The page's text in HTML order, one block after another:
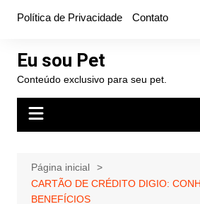
conteúdo
Política de Privacidade Contato
Eu sou Pet
Conteúdo exclusivo para seu pet.
Página inicial
CARTÃO DE CRÉDITO DIGIO:
BENEFÍCIOS